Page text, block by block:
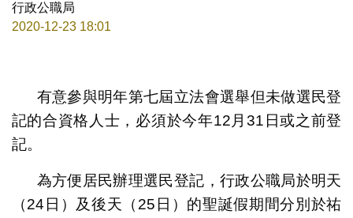
行政公職局
2020-12-23 18:01
有意參與明年第七屆立法會選舉但未做選民登
記的合資格人士，必須於今年12月31日或之前登
記。
為方便居民辦理選民登記，行政公職局於明天
（24日）及後天（25日）的聖誕假期間分別於祐